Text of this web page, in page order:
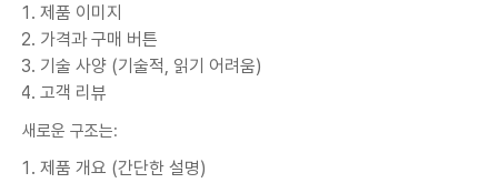
제품 이미지
가격과 구매 버튼
기술 사양 (기술적, 읽기 어려움)
고객 리뷰
새로운 구조는:
제품 개요 (간단한 설명)